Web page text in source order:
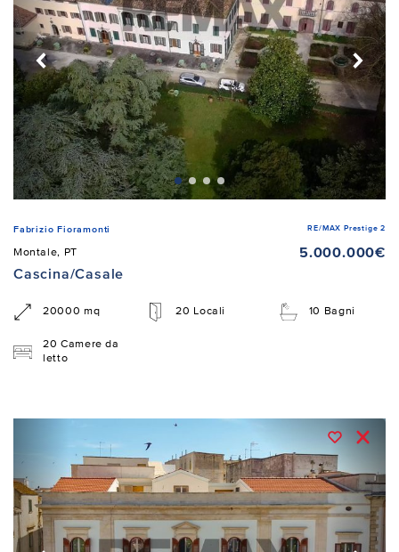
Fabrizio Fioramonti RE/MAX Prestige 2
Montale, PT
5.000.000€
Cascina/Casale
20000 mq 20 Locali 10 Bagni
20 Camere da
letto